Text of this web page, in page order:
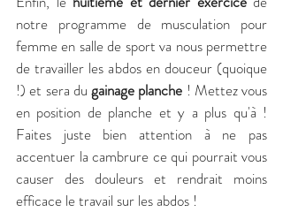
notre programme de musculation pour
femme en salle de sport va nous permettre
de travailler les abdos en douceur (quoique
!) et sera du gainage planche ! Mettez vous
en position de planche et y a plus qu'à !
Faites juste bien attention à ne pas
accentuer la cambrure ce qui pourrait vous
causer des douleurs et rendrait moins
efficace le travail sur les abdos !